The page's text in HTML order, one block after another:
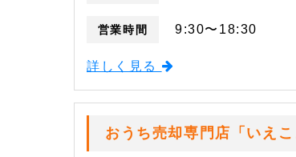
営業時間 9:30〜18:30
詳しく見る
おうち売却専門店「いえこ